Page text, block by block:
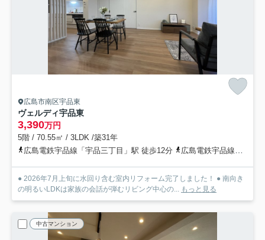
広島市南区宇品東
ヴェルディ宇品東
3,390万円
5階 / 70.55㎡ / 3LDK /築31年
広島電鉄宇品線「宇品三丁目」駅 徒歩12分
広島電鉄宇品線「宇品二丁目」駅 徒歩13分
● 2026年7月上旬に水回り含む室内リフォーム完了しました！ ● 南向き
の明るいLDKは家族の会話が弾むリビング中心の... もっと見る
中古マンション